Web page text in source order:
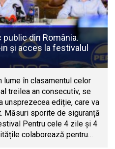
din România.
și acces la festivalul
lume în clasamentul celor
treilea an consecutiv, se
unsprezecea ediție, care va
Măsuri sporite de siguranță
Pentru cele 4 zile și 4
colaborează pentru…